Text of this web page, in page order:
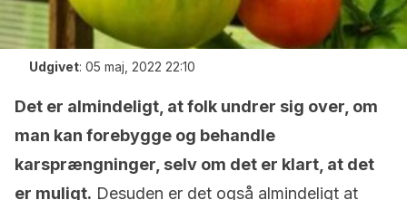
Udgivet: 05 maj, 2022 22:10
Det er almindeligt, at folk undrer sig over, om
man kan forebygge og behandle
karsprængninger, selv om det er klart, at det
er muligt. Desuden er det også almindeligt at